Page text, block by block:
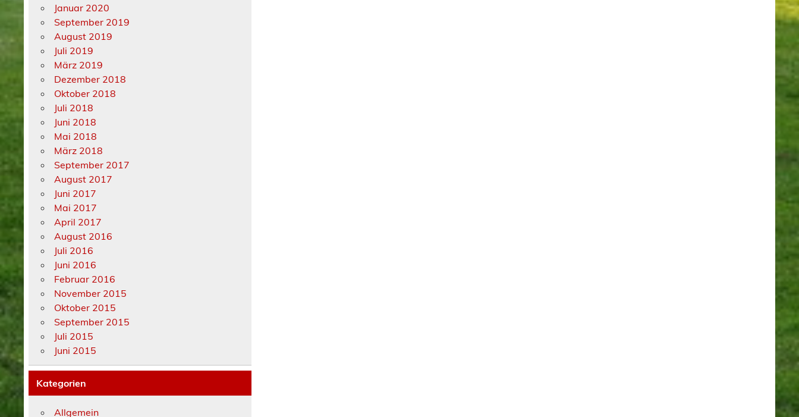
Januar 2020
September 2019
August 2019
Juli 2019
März 2019
Dezember 2018
Oktober 2018
Juli 2018
Juni 2018
Mai 2018
März 2018
September 2017
August 2017
Juni 2017
Mai 2017
April 2017
August 2016
Juli 2016
Juni 2016
Februar 2016
November 2015
Oktober 2015
September 2015
Juli 2015
Juni 2015
Kategorien
Allgemein